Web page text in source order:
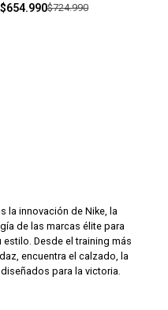
$654.990$724.990
la innovación de Nike, la
de las marcas élite para
Desde el training más
encuentra el calzado, la
para la victoria.